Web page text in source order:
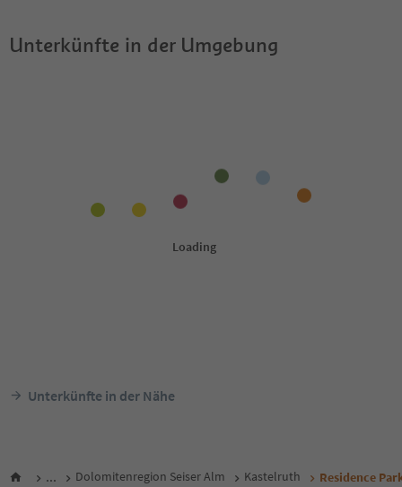
Unterkünfte in der Umgebung
Unterkünfte in der Nähe
... Dolomitenregion Seiser Alm Kastelruth Residence